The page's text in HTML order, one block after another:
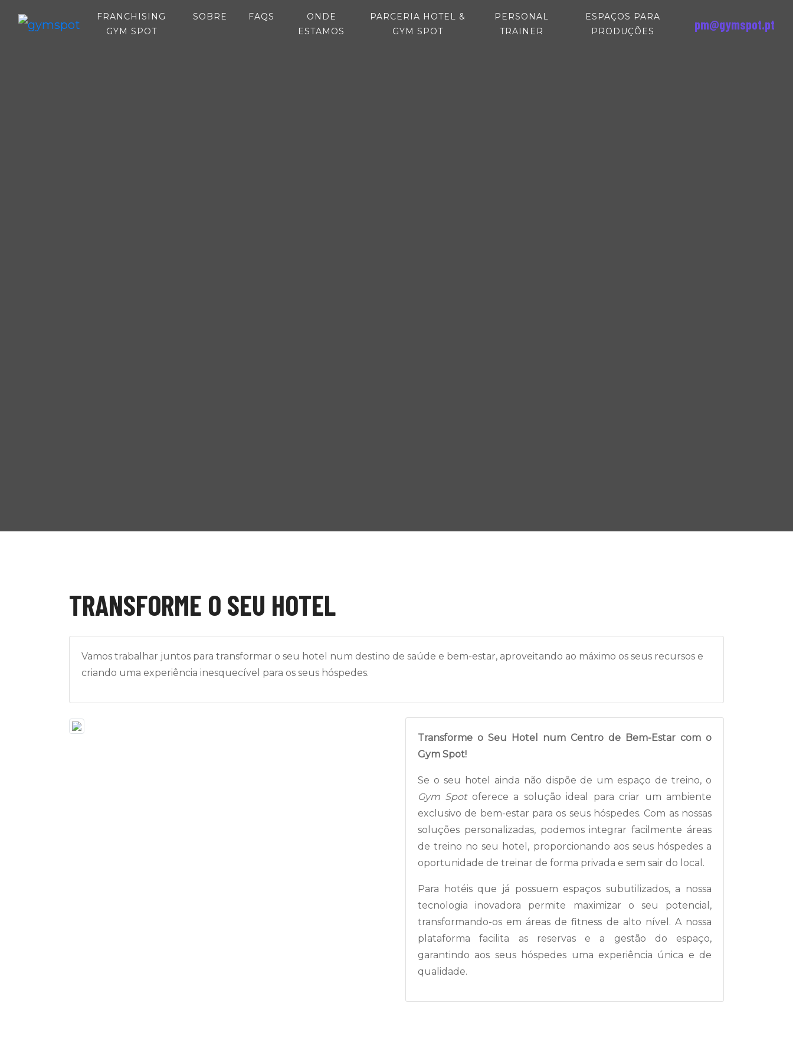
FRANCHISING
GYM SPOT(CURRENT)
SOBRE (CURRENT)
FAQS (CURRENT)
ONDE
ESTAMOS (CURRENT)
PARCERIA HOTEL &
GYM SPOT(CURRENT)
PERSONAL
TRAINER (CURRENT)
ESPAÇOS PARA
PRODUÇÕES (CURRENT)pm@gymspot.pt
TRANSFORME O SEU HOTEL
Vamos trabalhar juntos para transformar o seu hotel num destino de saúde e bem-estar, aproveitando ao máximo os seus recursos e
criando uma experiência inesquecível para os seus hóspedes.
Transforme o Seu Hotel num Centro de Bem-Estar com o
Gym Spot!
Se o seu hotel ainda não dispõe de um espaço de treino, o
Gym Spotoferece a solução ideal para criar um ambiente
exclusivo de bem-estar para os seus hóspedes. Com as nossas
soluções personalizadas, podemos integrar facilmente áreas
de treino no seu hotel, proporcionando aos seus hóspedes a
oportunidade de treinar de forma privada e sem sair do local.
Para hotéis que já possuem espaços subutilizados, a nossa
tecnologia inovadora permite maximizar o seu potencial,
transformando-os em áreas de fitness de alto nível. A nossa
plataforma facilita as reservas e a gestão do espaço,
garantindo aos seus hóspedes uma experiência única e de
qualidade.